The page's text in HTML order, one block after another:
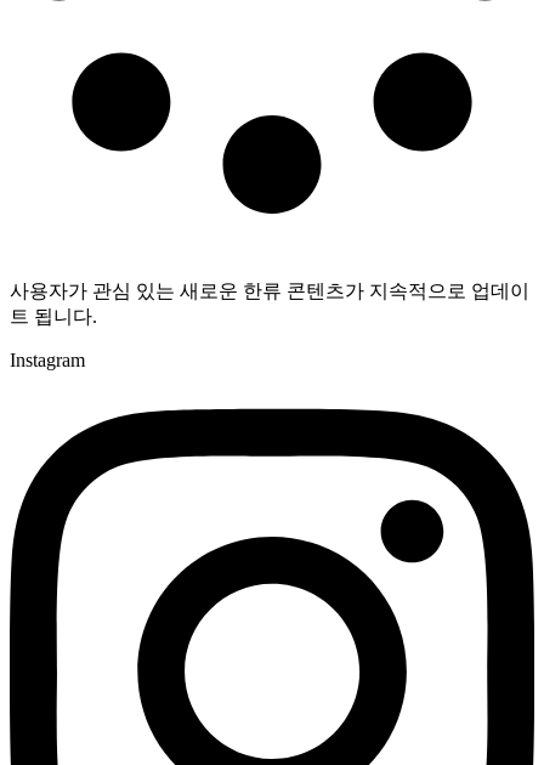
사용자가 관심 있는 새로운 한류 콘텐츠가 지속적으로 업데이
트 됩니다.
Instagram